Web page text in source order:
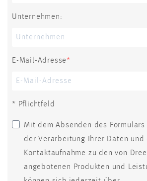
Unternehmen:
E-Mail-Adresse
* Pflichtfeld
Mit dem Absenden des Formulars
der Verarbeitung Ihrer Daten und
Kontaktaufnahme zu den von
angebotenen Produkten und